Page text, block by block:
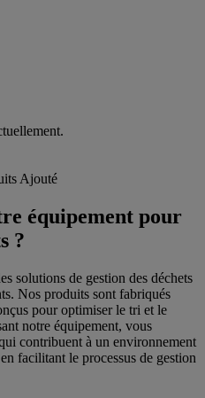
Ajouté
équipement pour
?
solutions de gestion des déchets
Nos produits sont fabriqués
pour optimiser le tri et le
notre équipement, vous
contribuent à un environnement
facilitant le processus de gestion